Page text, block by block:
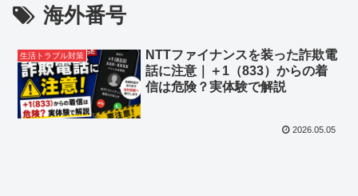
海外番号
生活トラブル対策
NTTファイナンスを装った詐欺電
話に注意｜＋1（833）からの着
信は危険？実体験で解説
2026.05.05